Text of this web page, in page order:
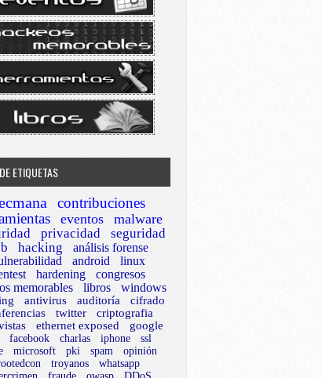
ETIQUETAS
contribuciones
eventos malware
privacidad
seguridad
hacking
análisis forense
android
linux
hardening
congresos
memorables
libros windows
antivirus auditoría
cifrado
twitter
criptografia
ethernet exposed
google
facebook charlas iphone
ssl
microsoft pki spam
opinión
troyanos
whatsapp